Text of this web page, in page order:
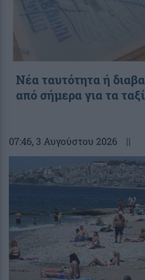
Νέα ταυτότητα ή
από σήμερα για τα
07:46, 3 Αυγούστου 2026 ||